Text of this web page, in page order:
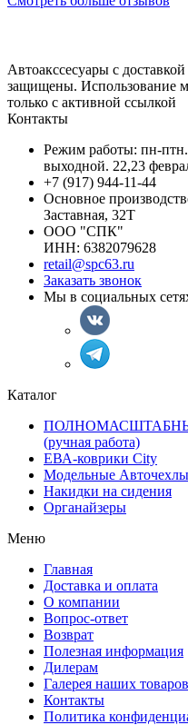
Автоакссесуары с
защищены. Использование
только с активной ссылкой
Контакты
Режим работы: пн-птн.
выходной. 22,23
+7 (917) 944-11-44
Основное
Заставная, 32Т
ООО "СПК"
ИНН: 6382079628
retail@spc63.ru
Заказать звонок
Мы в социальных
Каталог
ПОЛНОМАСШТАБНЫЕ
(ручная работа)
ЕВА-коврики City
Модельные Авточехлы
Накидки на сидения
Органайзеры
Меню
Главная
Доставка и оплата
О компании
Вопрос-ответ
Возврат
Полезная информация
Дилерам
Галерея наших товаров
Контакты
Политика